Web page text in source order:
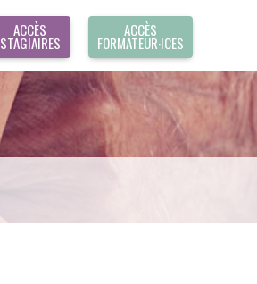
ACCÈS
STAGIAIRES
ACCÈS
FORMATEUR·ICES